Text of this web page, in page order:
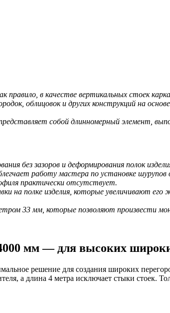
в качестве вертикальных стоек
облицовок и других конструкций
собой длинномерный элемент,
без зазоров и деформирования полок
работу мастера по установке шурупов
практически отсутствует.
на полке изделия, которые увеличивают
33 мм, которые позволяют произвести
мм — для высоких
решение для создания широких
а длина 4 метра исключает стыки